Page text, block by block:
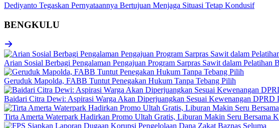
Dediyanto Tegaskan Pernyataannya Bertujuan Menjaga Situasi Tetap Kondusif
BENGKULU
Arian Sosial Berbagi Pengalaman Pengajuan Program Sarpras Sawit dalam Pelatihan
Geruduk Mapolda, FABB Tuntut Penegakan Hukum Tanpa Tebang Pilih
Baidari Citra Dewi: Aspirasi Warga Akan Diperjuangkan Sesuai Kewenangan DPRD
Tirta Amerta Waterpark Hadirkan Promo Ultah Gratis, Liburan Makin Seru Bersama